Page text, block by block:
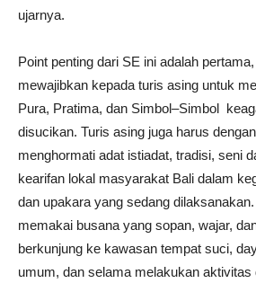
ujarnya.
Point penting dari SE ini adalah pertama,
mewajibkan kepada turis asing untuk
Pura, Pratima, dan Simbol–Simbol
disucikan. Turis asing juga harus
menghormati adat istiadat, tradisi, seni
kearifan lokal masyarakat Bali dalam
dan upakara yang sedang
memakai busana yang sopan, wajar,
berkunjung ke kawasan tempat suci,
umum, dan selama melakukan aktivitas